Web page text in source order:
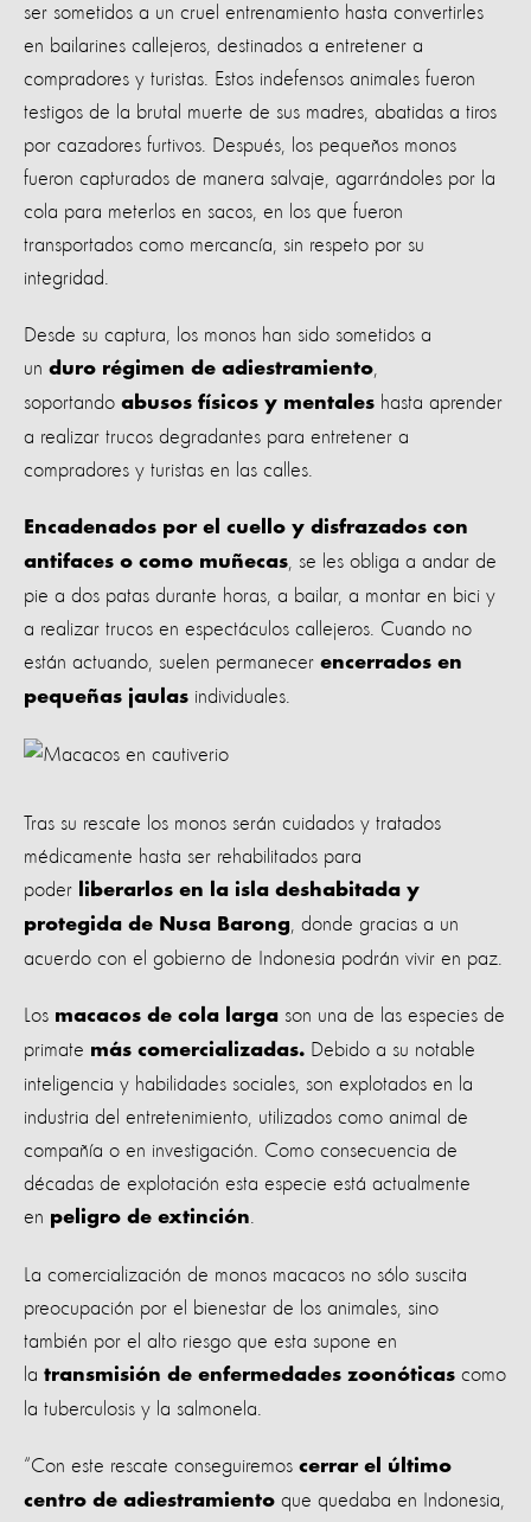
ser sometidos a un cruel entrenamiento hasta convertirles
en bailarines callejeros, destinados a entretener a
compradores y turistas. Estos indefensos animales fueron
testigos de la brutal muerte de sus madres, abatidas a tiros
por cazadores furtivos. Después, los pequeños monos
fueron capturados de manera salvaje, agarrándoles por la
cola para meterlos en sacos, en los que fueron
transportados como mercancía, sin respeto por su
integridad.
Desde su captura, los monos han sido sometidos a
un duro régimen de adiestramiento
soportando abusos físicos y mentales hasta aprender
a realizar trucos degradantes para entretener a
compradores y turistas en las calles.
Encadenados por el cuello y disfrazados con
antifaces o como muñecas , se les obliga a andar de
pie a dos patas durante horas, a bailar, a montar en bici y
a realizar trucos en espectáculos callejeros. Cuando no
están actuando, suelen permanecer encerrados en
pequeñas jaulas individuales.
Tras su rescate los monos serán cuidados y tratados
médicamente hasta ser rehabilitados para
poder
liberarlos en la isla deshabitada y
protegida de Nusa Barong , donde gracias a un
acuerdo con el gobierno de Indonesia podrán vivir en paz.
Los macacos de cola larga son una de las especies de
primate más comercializadas. Debido a su notable
inteligencia y habilidades sociales, son explotados en la
industria del entretenimiento, utilizados como animal de
compañía o en investigación. Como consecuencia de
décadas de explotación esta especie está actualmente
en peligro de extinción
La comercialización de monos macacos no sólo suscita
preocupación por el bienestar de los animales, sino
también por el alto riesgo que esta supone en
la transmisión de enfermedades zoonóticas como
la tuberculosis y la salmonela.
“Con este rescate conseguiremos cerrar el último
centro de adiestramiento que quedaba en Indonesia,